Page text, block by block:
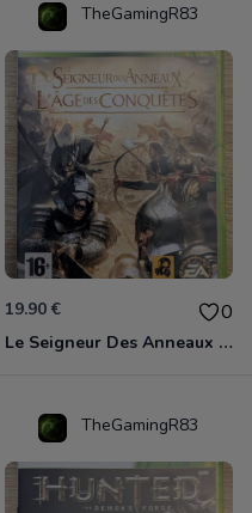
TheGamingR83
19.90 € 0
Le Seigneur Des Anneaux - L'âge Des Conquêtes Xbox 360
TheGamingR83